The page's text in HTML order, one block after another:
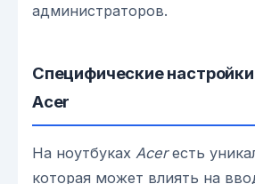
администраторов.
Специфические
Acer
На ноутбуках Acerесть
которая может влиять на